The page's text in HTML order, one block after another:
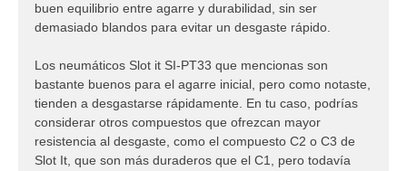
buen equilibrio entre agarre y durabilidad, sin ser
demasiado blandos para evitar un desgaste rápido.
Los neumáticos Slot it SI-PT33 que mencionas son
bastante buenos para el agarre inicial, pero como notaste,
tienden a desgastarse rápidamente. En tu caso, podrías
considerar otros compuestos que ofrezcan mayor
resistencia al desgaste, como el compuesto C2 o C3 de
Slot It, que son más duraderos que el C1, pero todavía